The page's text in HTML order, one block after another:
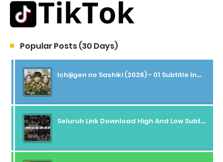
Popular Posts (30 Days)
Ichijigen no Sashiki (2026) - 01 Subtitle Indonesia
Seluruh Link Download High And Low Subtitle Indonesia